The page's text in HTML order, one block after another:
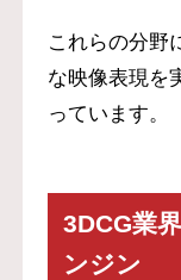
これらの分野
な映像表現を
っています。
3DCG業
ンジン